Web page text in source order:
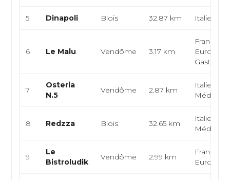
5 Dinapoli Blois 32.87 km Italienne,
6 Le Malu Vendôme 3.17 km
Française,
7
Osteria
N.5
Vendôme 2.87 km
Italienne,
8 Redzza Blois 32.65 km
Italienne,
9
Le
Bistroludik
Vendôme 2.99 km
Française,